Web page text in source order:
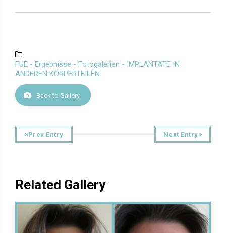
FUE - Ergebnisse - Fotogalerien - IMPLANTATE IN
ANDEREN KÖRPERTEILEN
Back to Gallery
Prev Entry Next Entry
Related Gallery